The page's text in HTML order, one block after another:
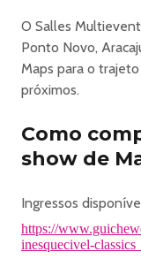
No palco, Maurício
grande showman.
conduz o
público, mesclando
"
A trilha sonora de
viveu junto. Cada
lembrança, um
trilha sonora da
O Salles
Ponto Novo,
Maps para o
próximos.
Como
show de
Ingressos
https://
inesquecivel-